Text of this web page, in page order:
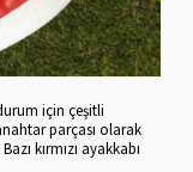
için çeşitli
parçası olarak
kırmızı ayakkabı